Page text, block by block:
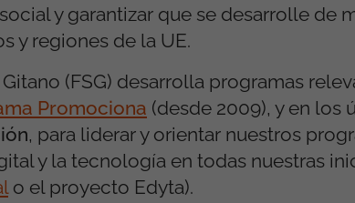
y garantizar que se desarrolle de
y regiones de la UE.
(FSG) desarrolla programas
Promociona (desde 2009), y en los
, para liderar y orientar nuestros
y la tecnología en todas nuestras
o el proyecto Edyta).